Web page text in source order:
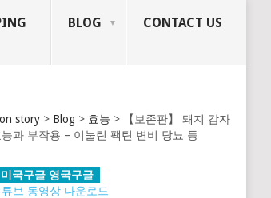
BLOG CONTACT US
story > Blog > 효능 >
【보존판】 돼지 감자
능과 부작용 – 이눌린 팩틴 변비 당뇨 등
미국구글 영국구글
튜브 동영상 다운로드